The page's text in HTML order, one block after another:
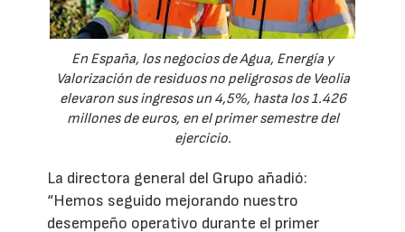
En España, los negocios de Agua, Energía y
Valorización de residuos no peligrosos de Veolia
elevaron sus ingresos un 4,5%, hasta los 1.426
millones de euros, en el primer semestre del
ejercicio.
La directora general del Grupo añadió:
“Hemos seguido mejorando nuestro
desempeño operativo durante el primer